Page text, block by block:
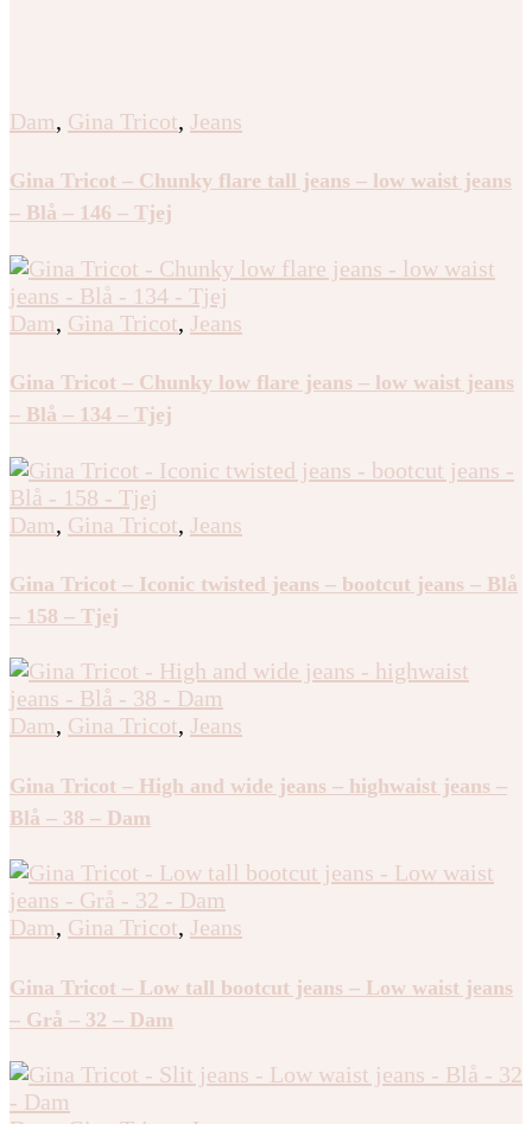
Dam, Gina Tricot, Jeans
Gina Tricot – Chunky flare tall jeans – low waist jeans
– Blå – 146 – Tjej
Dam, Gina Tricot, Jeans
Gina Tricot – Chunky low flare jeans – low waist jeans
– Blå – 134 – Tjej
Dam, Gina Tricot, Jeans
Gina Tricot – Iconic twisted jeans – bootcut jeans – Blå
– 158 – Tjej
Dam, Gina Tricot, Jeans
Gina Tricot – High and wide jeans – highwaist jeans –
Blå – 38 – Dam
Dam, Gina Tricot, Jeans
Gina Tricot – Low tall bootcut jeans – Low waist jeans
– Grå – 32 – Dam